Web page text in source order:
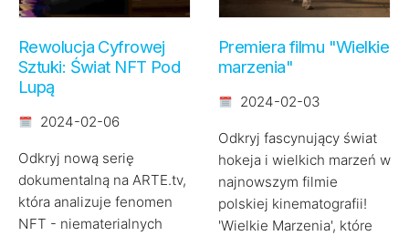
Rewolucja Cyfrowej
Sztuki: Świat NFT Pod
Lupą
2024-02-06
Odkryj nową serię
dokumentalną na ARTE.tv,
która analizuje fenomen
NFT - niematerialnych
Premiera filmu "Wielkie
marzenia"
2024-02-03
Odkryj fascynujący świat
hokeja i wielkich marzeń w
najnowszym filmie
polskiej kinematografii!
'Wielkie Marzenia', które